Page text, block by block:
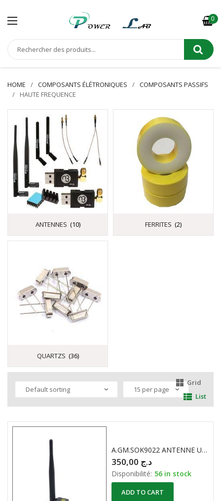
0
HOME COMPOSANTS ÉLÉTRONIQUES
COMPOSANTS PASSIFS
HAUTE FREQUENCE
ANTENNES (10) FERRITES (2)
QUARTZS (36)
Grid
List
A.GM.SOK9022 ANTENNE USB WIFI
د.ج
Disponibilité: 56 in stock
ADD TO CART